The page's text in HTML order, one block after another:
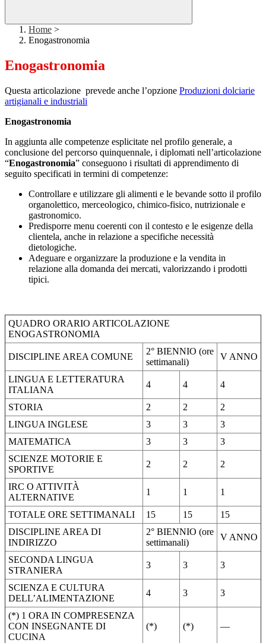
Home >
Enogastronomia
Enogastronomia
Questa articolazione prevede anche l’opzione Produzioni dolciarie
artigianali e industriali
Enogastronomia
In aggiunta alle competenze esplicitate nel profilo generale, a
conclusione del percorso quinquennale, i diplomati nell’articolazione
“Enogastronomia” conseguono i risultati di apprendimento di
seguito specificati in termini di competenze:
Controllare e utilizzare gli alimenti e le bevande sotto il profilo
organolettico, merceologico, chimico-fisico, nutrizionale e
gastronomico.
Predisporre menu coerenti con il contesto e le esigenze della
clientela, anche in relazione a specifiche necessità
dietologiche.
Adeguare e organizzare la produzione e la vendita in
relazione alla domanda dei mercati, valorizzando i prodotti
tipici.
QUADRO ORARIO ARTICOLAZIONE
ENOGASTRONOMIA
DISCIPLINE AREA COMUNE
2° BIENNIO (ore
settimanali)
V ANNO
LINGUA E LETTERATURA
ITALIANA
4 4 4
STORIA 2 2
2
LINGUA INGLESE
3 3
3
MATEMATICA
3 3
3
SCIENZE MOTORIE E
SPORTIVE
2 2 2
IRC O ATTIVITÀ
ALTERNATIVE
1 1 1
TOTALE ORE SETTIMANALI 15 15
15
DISCIPLINE AREA DI
INDIRIZZO
2° BIENNIO (ore
settimanali)
V ANNO
SECONDA LINGUA
STRANIERA
3 3 3
SCIENZA E CULTURA
DELL’ALIMENTAZIONE
4 3 3
(*) 1 ORA IN COMPRESENZA
CON INSEGNANTE DI
CUCINA
(*) (*) —